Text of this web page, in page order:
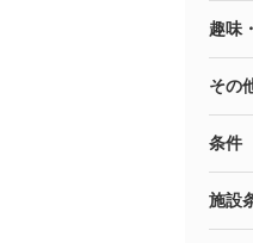
趣味
その
条件
施設